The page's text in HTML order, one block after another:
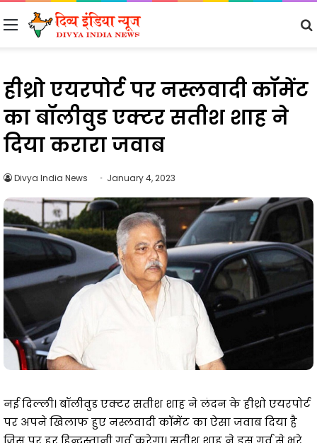
Menu
हीथ्रो एयरपोर्ट पर नस्लवादी कॉमेंट
का बॉलीवुड एक्टर सतीश शाह ने
दिया करारा जवाब
Divya India News January 4, 2023
नई दिल्ली। बॉलीवुड एक्टर सतीश शाह ने लंदन के हीथ्रो एयरपोर्ट
पर अपने खिलाफ हुए नस्लवादी कॉमेंट का ऐसा जवाब दिया है